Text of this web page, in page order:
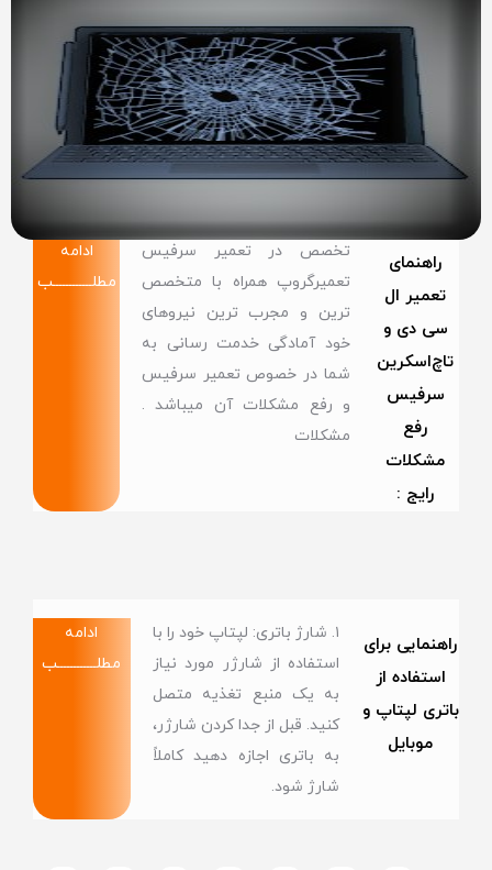
راهنمای
تعمیر ال
سی دی و
تاچ‌اسکرین
سرفیس
رفع
مشکلات
رایج :
تخصص در تعمیر سرفیس
تعمیرگروپ همراه با متخصص
ترین و مجرب ترین نیروهای
خود آمادگی خدمت رسانی به
شما در خصوص تعمیر سرفیس
و رفع مشکلات آن میباشد .
مشکلات
ادامه
مطلــــــــــــب
راهنمایی برای
استفاده از
باتری لپتاپ و
موبایل
۱. شارژ باتری: لپتاپ خود را با
استفاده از شارژر مورد نیاز
به یک منبع تغذیه متصل
کنید. قبل از جدا کردن شارژر،
به باتری اجازه دهید کاملاً
شارژ شود.
ادامه
مطلــــــــــــب